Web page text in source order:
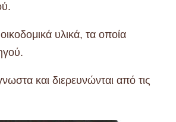
υλικά, τα οποία
και διερευνώνται από τις